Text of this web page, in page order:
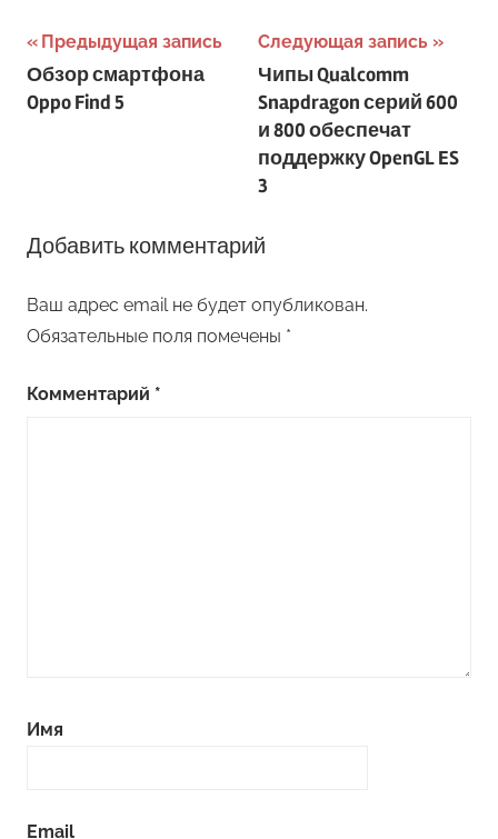
Навигация
по
Предыдущая запись
Обзор смартфона
Oppo Find 5
Следующая запись
Чипы Qualcomm
Snapdragon серий 600
и 800 обеспечат
поддержку OpenGL ES
3
Добавить комментарий
Ваш адрес email не будет опубликован.
Обязательные поля помечены *
Комментарий *
Имя
Email